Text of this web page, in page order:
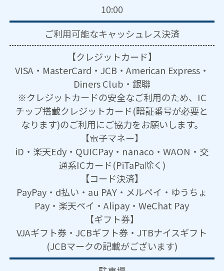
10:00
ご利用可能なキャッシュレス決済
【クレジットカード】
VISA・MasterCard・JCB・American Express・
Diners Club・銀聯
※クレジットカードの安全なご利用のため、IC
チップ搭載クレジットカード(暗証番号が必要と
なります)のご利用にご協力をお願いします。
【電子マネー】
iD・楽天Edy・QUICPay・nanaco・WAON・交
通系ICカード(PiTaPa除く)
【コード決済】
PayPay・d払い・au PAY・メルペイ・ゆうちょ
Pay・楽天ペイ・Alipay・WeChat Pay
【ギフト券】
VJAギフト券・JCBギフト券・JTBナイスギフト
(JCBマークの記載がございます)